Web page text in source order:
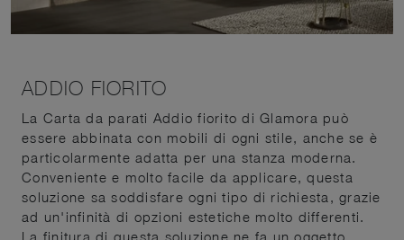
ADDIO FIORITO
La Carta da parati Addio fiorito di Glamora può
essere abbinata con mobili di ogni stile, anche se è
particolarmente adatta per una stanza moderna.
Conveniente e molto facile da applicare, questa
soluzione sa soddisfare ogni tipo di richiesta, grazie
ad un'infinità di opzioni estetiche molto differenti.
La finitura di questa soluzione ne fa un oggetto